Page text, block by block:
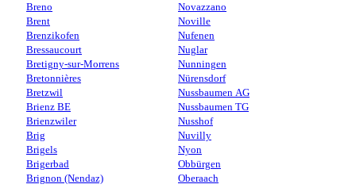
Breno
Brent
Brenzikofen
Bressaucourt
Bretigny-sur-Morrens
Bretonnières
Bretzwil
Brienz BE
Brienzwiler
Brig
Brigels
Brigerbad
Brignon (Nendaz)
Novazzano
Noville
Nufenen
Nuglar
Nunningen
Nürensdorf
Nussbaumen AG
Nussbaumen TG
Nusshof
Nuvilly
Nyon
Obbürgen
Oberaach